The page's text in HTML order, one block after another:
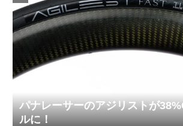
パナレーサーのアジリストが
ルに！